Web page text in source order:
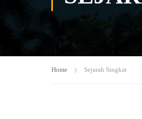
Home Sejarah Singkat